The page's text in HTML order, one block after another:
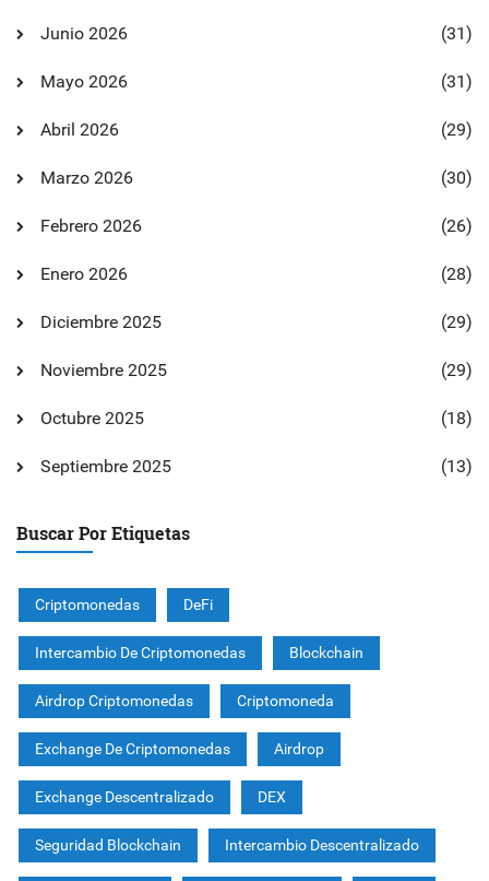
Junio 2026 (31)
Mayo 2026 (31)
Abril 2026 (29)
Marzo 2026 (30)
Febrero 2026 (26)
Enero 2026 (28)
Diciembre 2025 (29)
Noviembre 2025 (29)
Octubre 2025 (18)
Septiembre 2025 (13)
Buscar Por Etiquetas
Criptomonedas DeFi
Intercambio De Criptomonedas Blockchain
Airdrop Criptomonedas Criptomoneda
Exchange De Criptomonedas Airdrop
Exchange Descentralizado DEX
Seguridad Blockchain Intercambio Descentralizado